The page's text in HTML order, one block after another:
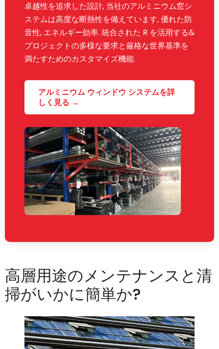
卓越性を追求した設計, 当社のアルミニウム窓シ
ステムは高度な断熱性を備えています, 優れた防
音性, エネルギー効率. 統合された R を活用する&
プロジェクトの多様な要求と厳格な世界基準を
満たすためのカスタマイズ機能.
アルミニウム ウィンドウ システムを詳
しく見る →
高層用途のメンテナンスと清
掃がいかに簡単か?